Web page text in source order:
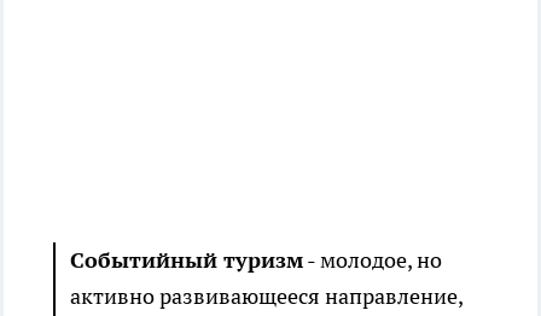
Событийный туризм- молодое, но
активно развивающееся направление,